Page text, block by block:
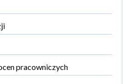
pracowniczych